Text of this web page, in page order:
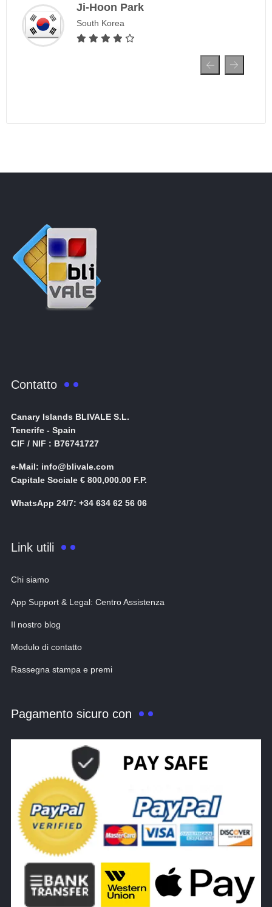
Ji-Hoon Park
South Korea
Contatto
Canary Islands BLIVALE S.L.
Tenerife - Spain
CIF / NIF : B76741727
e-Mail: info@blivale.com
Capitale Sociale € 800,000.00 F.P.
WhatsApp 24/7: +34 634 62 56 06
Link utili
Chi siamo
App Support & Legal: Centro Assistenza
Il nostro blog
Modulo di contatto
Rassegna stampa e premi
Pagamento sicuro con